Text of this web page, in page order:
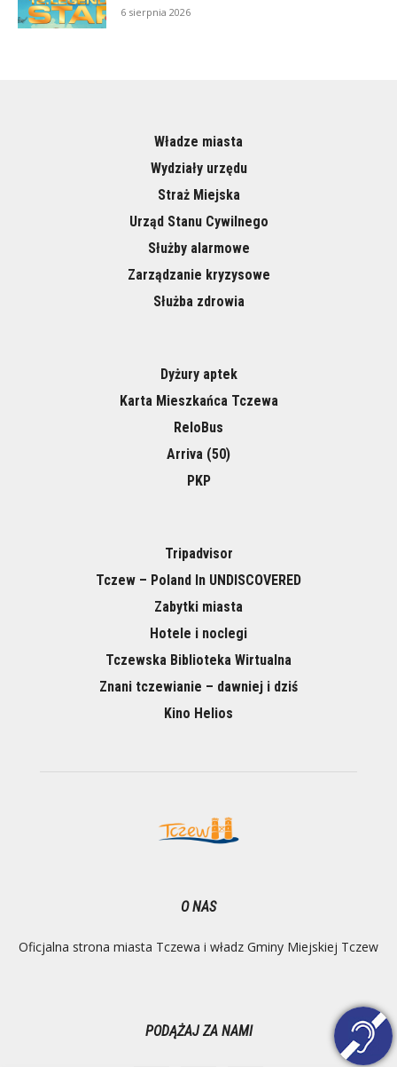
6 sierpnia 2026
Władze miasta
Wydziały urzędu
Straż Miejska
Urząd Stanu Cywilnego
Służby alarmowe
Zarządzanie kryzysowe
Służba zdrowia
Dyżury aptek
Karta Mieszkańca Tczewa
ReloBus
Arriva (50)
PKP
Tripadvisor
Tczew – Poland In UNDISCOVERED
Zabytki miasta
Hotele i noclegi
Tczewska Biblioteka Wirtualna
Znani tczewianie – dawniej i dziś
Kino Helios
O NAS
Oficjalna strona miasta Tczewa i władz Gminy Miejskiej Tczew
PODĄŻAJ ZA NAMI